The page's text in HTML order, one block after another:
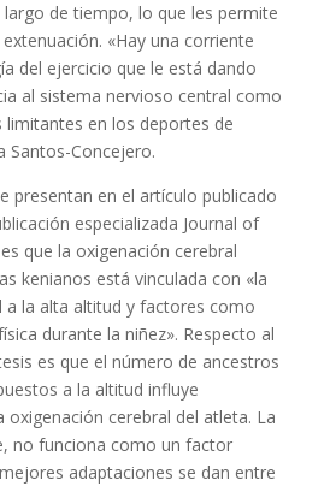
de tiempo, lo que les permite
«Hay una corriente
del ejercicio que le está dando
al sistema nervioso central como
en los deportes de
Santos-Concejero.
presentan en el artículo publicado
especializada Journal of
que la oxigenación cerebral
kenianos está vinculada con «la
a la alta altitud y factores como
durante la niñez». Respecto al
es que el número de ancestros
a la altitud influye
oxigenación cerebral del atleta. La
no funciona como un factor
adaptaciones se dan entre